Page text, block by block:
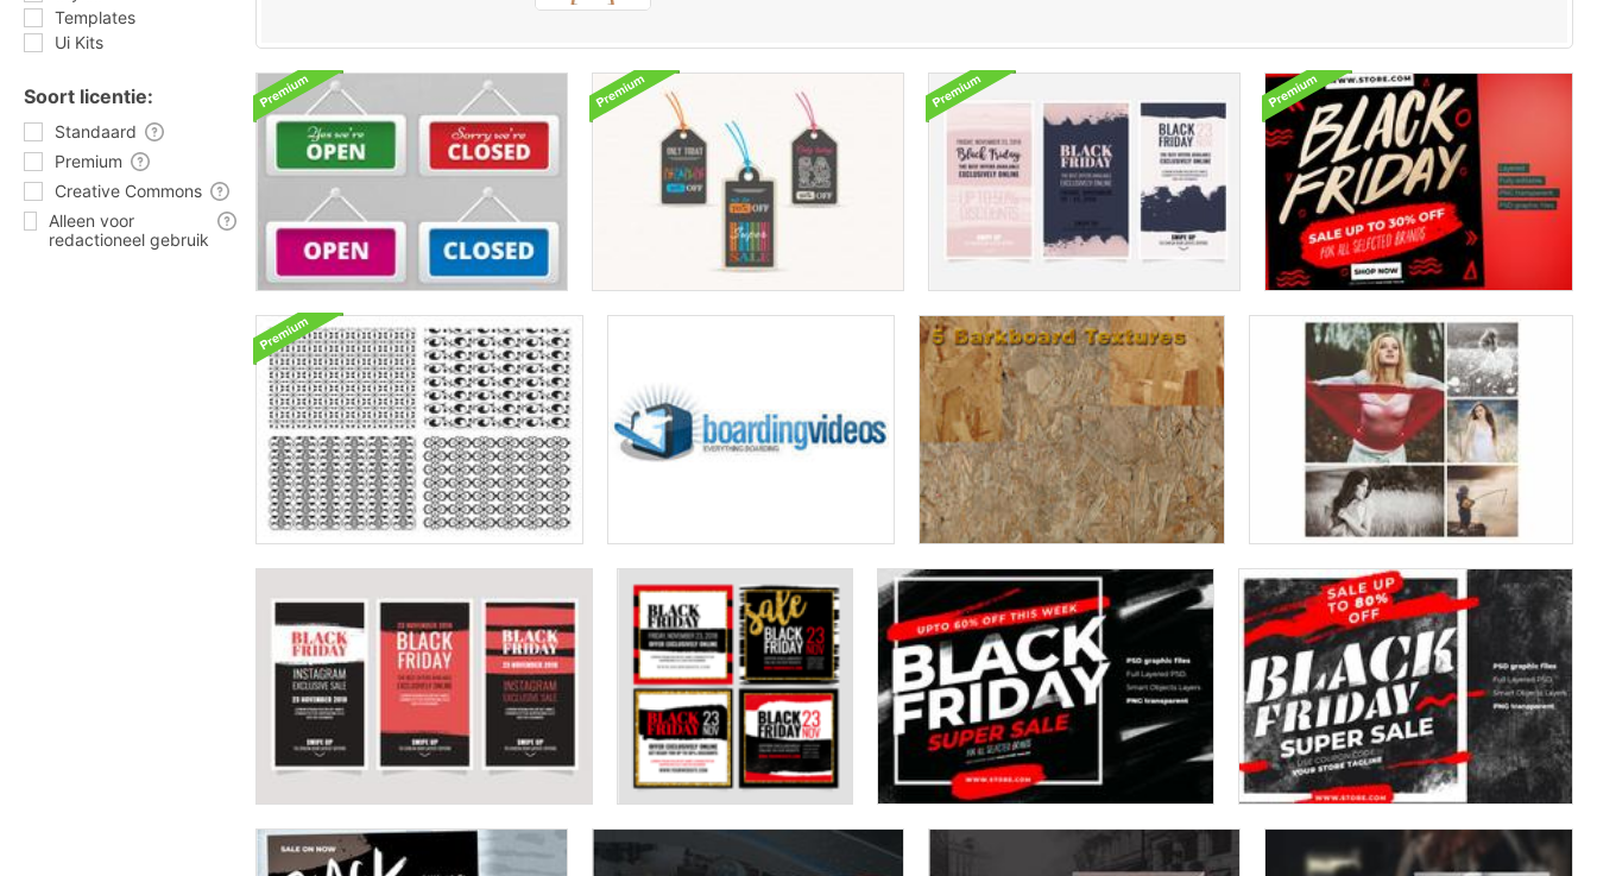
Templates
Ui Kits
Soort licentie:
Standaard
Premium
Creative Commons
Alleen voor
redactioneel gebruik